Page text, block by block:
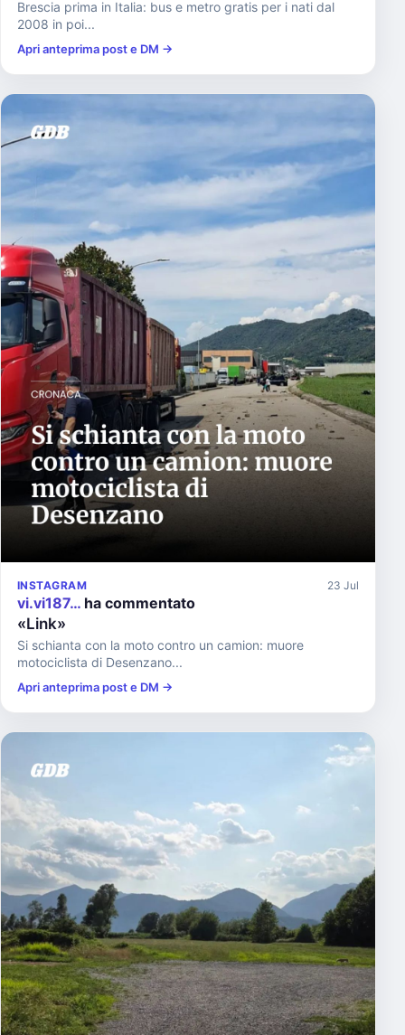
Brescia prima in Italia: bus e metro gratis per i nati dal
2008 in poi...
Apri anteprima post e DM →
INSTAGRAM 23 Jul
vi.vi187… ha commentato
«Link»
Si schianta con la moto contro un camion: muore
motociclista di Desenzano...
Apri anteprima post e DM →